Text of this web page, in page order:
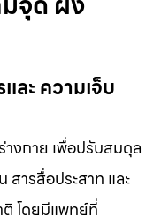
ละ ความเจ็บ
างกาย เพื่อปรับสมดุล
สารสื่อประสาท และ
ติ โดยมีแพทย์ที่